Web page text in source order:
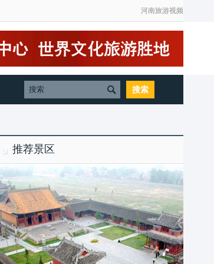
河南旅游视频
推荐景区